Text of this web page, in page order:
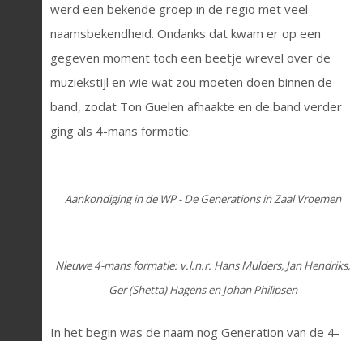
werd een bekende groep in de regio met veel
naamsbekendheid. Ondanks dat kwam er op een
gegeven moment toch een beetje wrevel over de
muziekstijl en wie wat zou moeten doen binnen de
band, zodat Ton Guelen afhaakte en de band verder
ging als 4-mans formatie.
Aankondiging in de WP - De Generations in Zaal Vroemen
Nieuwe 4-mans formatie: v.l.n.r. Hans Mulders, Jan Hendriks,
Ger (Shetta) Hagens en Johan Philipsen
In het begin was de naam nog Generation van de 4-